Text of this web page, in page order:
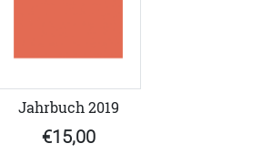
Jahrbuch 2019
€15,00